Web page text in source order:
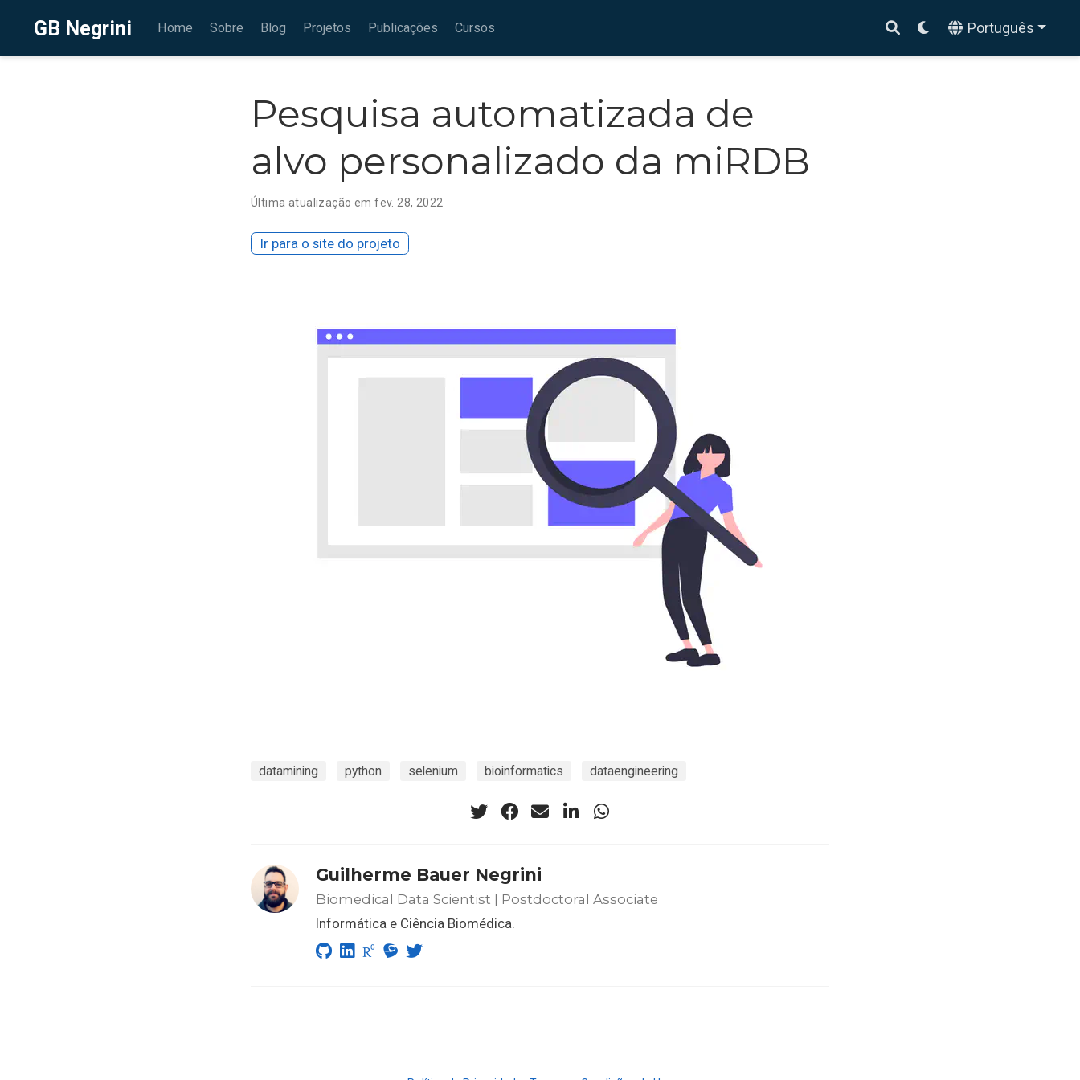
GB Negrini Home Sobre Blog Projetos Publicações Cursos Português
Pesquisa automatizada de
alvo personalizado da miRDB
Última atualização em fev. 28, 2022
Ir para o site do projeto
datamining python selenium bioinformatics dataengineering
Guilherme Bauer Negrini
Biomedical Data Scientist | Postdoctoral Associate
Informática e Ciência Biomédica.